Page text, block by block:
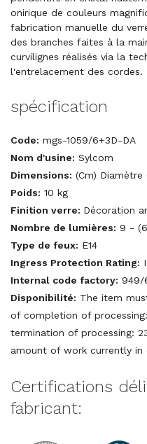
onirique de couleurs
fabrication manuelle du
des branches faites à la
curvilignes réalisés via la
l'entrelacement des cordes.
spécification
Code: mgs-1059/6+3D-DA
Nom d'usine: Sylcom
Dimensions: (Cm) Diamètre
Poids: 10 kg
Finition verre: Décoration
Nombre de lumières: 9 -
Type de feux: E14
Ingress Protection Rating:
Internal code factory: 949/
Disponibilité: The item
of completion of
termination of processing:
amount of work currently in
Certifications
fabricant: